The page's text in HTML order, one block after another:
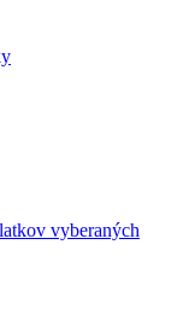
vyberaných